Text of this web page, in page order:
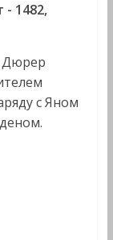
- 1482,
Дюрер
с Яном